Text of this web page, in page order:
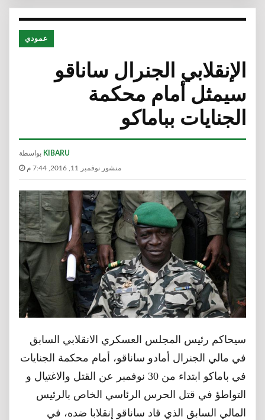
عمودي
الإنقلابي الجنرال ساناقو
سيمثل أمام محكمة
الجنايات بباماكو
KIBARU
منشور نوفمبر 11, 2016, 7:44 م
سيحاكم رئيس المجلس العسكري الانقلابي السابق
في مالي الجنرال أمادو ساناقو، أمام محكمة الجنايات
في باماكو ابتداء من 30 نوفمبر عن القتل والاغتيال و
التواطؤ في قتل الحرس الرئاسي الخاص بالرئيس
المالي السابق الذي قاد ساناقو إنقلابا ضده، في